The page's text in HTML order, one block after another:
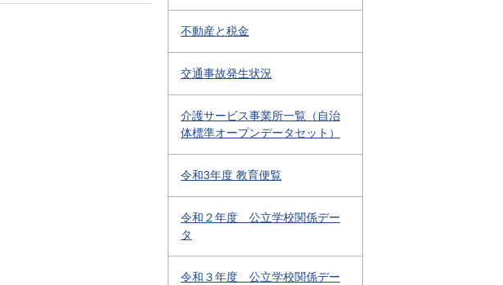
不動産と税金
交通事故発生状況
介護サービス事業所一覧（自治
体標準オープンデータセット）
令和3年度 教育便覧
令和２年度 公立学校関係デー
タ
令和３年度 公立学校関係デー